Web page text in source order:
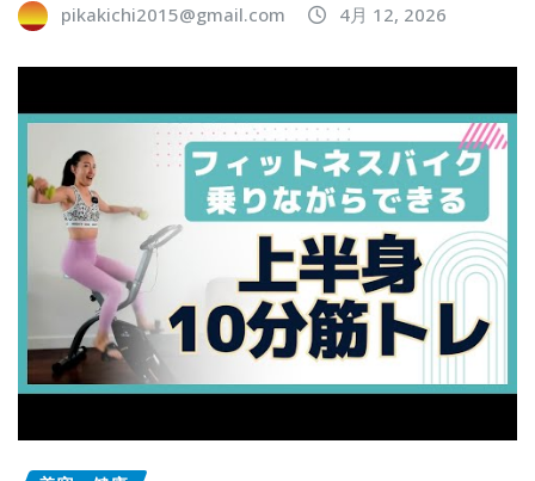
pikakichi2015@gmail.com 4月 12, 2026